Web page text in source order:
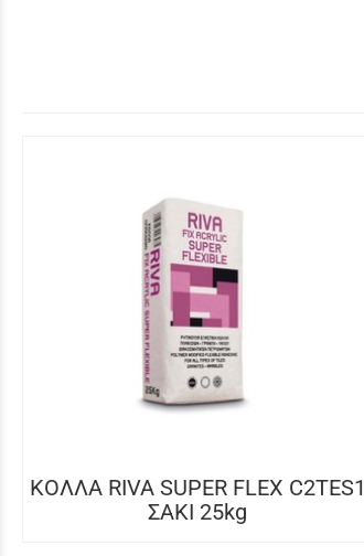
ΚΟΛΛΑ RIVA SUPER FLEX C2TES1
ΣΑΚΙ 25kg